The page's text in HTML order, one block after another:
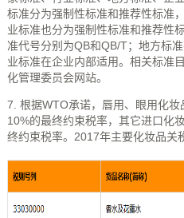
标准分为强制性标准和推荐性标准
业标准也分为强制性标准和推荐性
准代号分别为QB和QB/T；地方标
业标准在企业内部适用。相关标准
化管理委员会网站。
7. 根据WTO承诺，唇用、眼用化
10%的最终约束税率，其它进口化
终约束税率。2017年主要化妆品关